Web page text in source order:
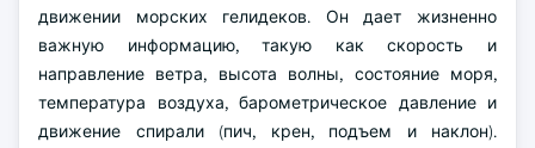
движении морских гелидеков. Он дает жизненно
важную информацию, такую как скорость и
направление ветра, высота волны, состояние моря,
температура воздуха, барометрическое давление и
движение спирали (пич, крен, подъем и наклон).